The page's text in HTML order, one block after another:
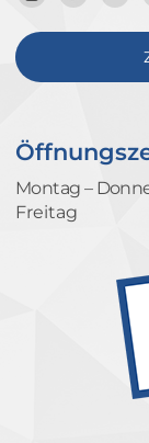
Zum
Instagram-
Zur
Montag –
Freitag